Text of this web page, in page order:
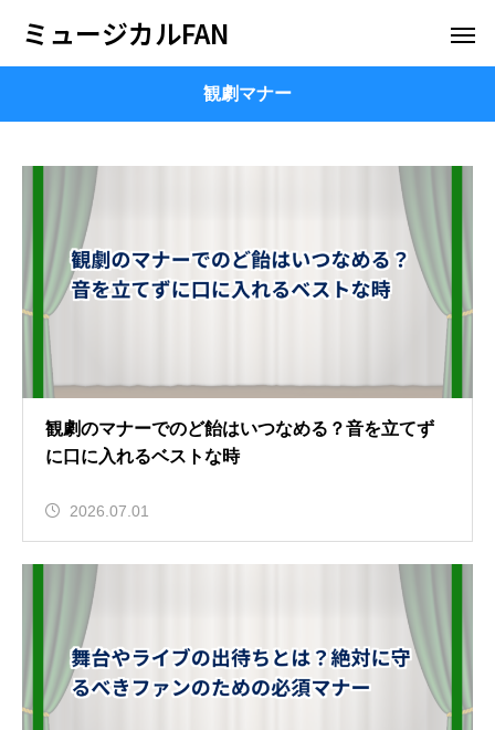
ミュージカルFAN
観劇マナー
観劇のマナーでのど飴はいつなめる？音を立てず
に口に入れるベストな時
2026.07.01